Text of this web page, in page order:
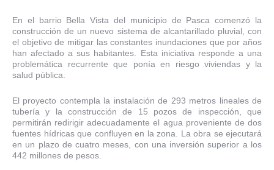
En el barrio Bella Vista del municipio de Pasca comenzó la
construcción de un nuevo sistema de alcantarillado pluvial, con
el objetivo de mitigar las constantes inundaciones que por años
han afectado a sus habitantes. Esta iniciativa responde a una
problemática recurrente que ponía en riesgo viviendas y la
salud pública.
El proyecto contempla la instalación de 293 metros lineales de
tubería y la construcción de 15 pozos de inspección, que
permitirán redirigir adecuadamente el agua proveniente de dos
fuentes hídricas que confluyen en la zona. La obra se ejecutará
en un plazo de cuatro meses, con una inversión superior a los
442 millones de pesos.